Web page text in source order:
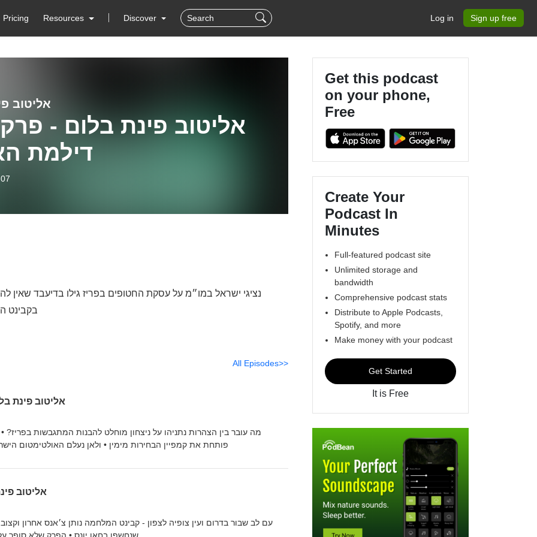
Pricing Resources Discover Log in Sign up free
אליטוב
דילמת
נציגי ישראל במו״מ על עסקת החטופים בפריז גילו בדיעבד שאין
בקבינט
All Episodes>>
אליטוב פינת בלום - פרק
מה עובר בין הצהרות נתניהו על ניצחון מוחלט להבנות המתגבשות
אליטוב פינת
עם לב שבור בדרום ועין צופיה לצפון - קבינט המלחמה נותן צ׳אנס אחרון
Get this podcast
on your phone,
Free
Create Your
Podcast In
Minutes
Full-featured podcast site
Unlimited storage and
bandwidth
Comprehensive podcast stats
Distribute to Apple Podcasts,
Spotify, and more
Make money with your podcast
Get Started
It is Free